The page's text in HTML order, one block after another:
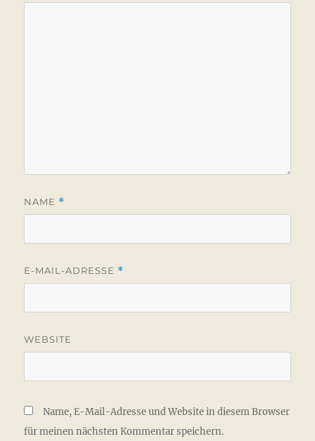
NAME *
E-MAIL-ADRESSE *
WEBSITE
Name, E-Mail-Adresse und Website in diesem Browser
für meinen nächsten Kommentar speichern.